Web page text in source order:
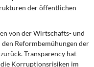
der öffentlichen
von der Wirtschafts- und
Reformbemühungen der
Transparency hat
die Korruptionsrisiken im